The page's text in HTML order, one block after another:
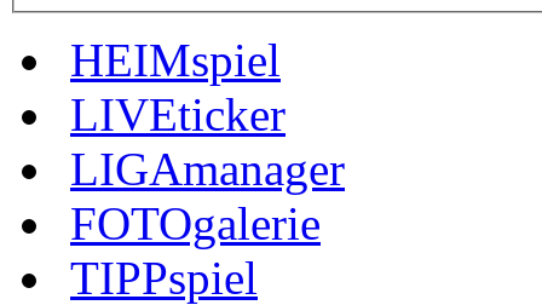
HEIMspiel
LIVEticker
LIGAmanager
FOTOgalerie
TIPPspiel